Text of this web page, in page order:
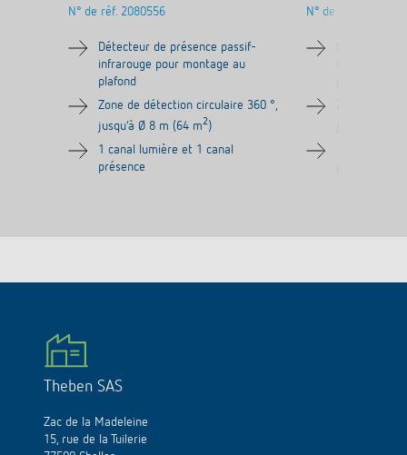
N° de réf. 2080556
Détecteur de présence passif-
infrarouge pour montage au
plafond
Zone de détection circulaire 360 °,
jusqu‘à Ø 8 m (64 m2)
1 canal lumière et 1 canal
présence
N° de réf.
Theben SAS
Zac de la Madeleine
15, rue de la Tuilerie